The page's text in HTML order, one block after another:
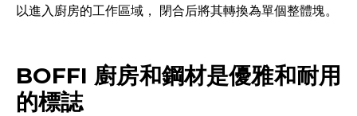
以進入廚房的工作區域， 閉合后將其轉換為單個整體塊。
BOFFI 廚房和鋼材是優雅和耐用
的標誌